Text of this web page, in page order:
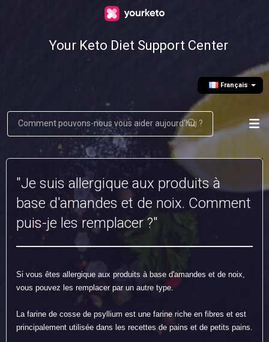
Your Keto Diet Support Center
Français
"Je suis allergique aux produits à
base d'amandes et de noix. Comment
puis-je les remplacer ?"
Si vous êtes allergique aux produits à base d'amandes et de noix,
vous pouvez les remplacer par un autre type.
La farine de cosse de psyllium est une farine riche en fibres et est
principalement utilisée dans les recettes de pains et de petits pains.